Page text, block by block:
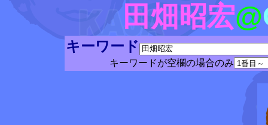
田畑昭宏@
キーワード
キーワードが空欄の場合のみ